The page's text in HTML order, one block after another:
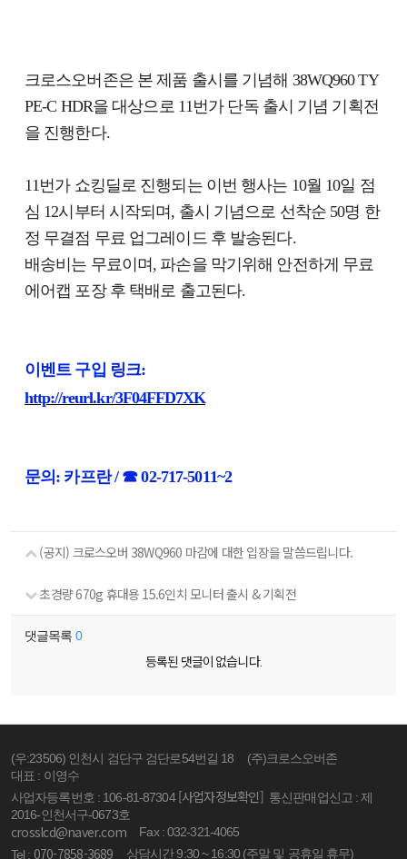
크로스오버존은 본 제품 출시를 기념해 38WQ960 TY
PE-C HDR을 대상으로 11번가 단독 출시 기념 기획전
을 진행한다.
11번가 쇼킹딜로 진행되는 이번 행사는 10월 10일 점
심 12시부터 시작되며, 출시 기념으로 선착순 50명 한
정 무결점 무료 업그레이드 후 발송된다.
배송비는 무료이며, 파손을 막기위해 안전하게 무료
에어캡 포장 후 택배로 출고된다.
이벤트 구입 링크:
http://reurl.kr/3F04FFD7XK
문의: 카프란 / ☎ 02-717-5011~2
(공지) 크로스오버 38WQ960 마감에 대한 입장을 말씀드립니다.
초경량 670g 휴대용 15.6인치 모니터 출시 & 기획전
댓글목록 0
등록된 댓글이 없습니다.
(우:23506) 인천시 검단구 검단로54번길 18
(주)크로스오버존
대표 : 이영수
사업자등록번호 : 106-81-87304[사업자정보확인] 통신판매업신고 : 제
2016-인천서구-0673호
crosslcd@naver.com
Fax : 032-321-4065
Tel : 070-7858-3689 상담시간 9:30 ~ 16:30 (주말 및 공휴일 휴무)